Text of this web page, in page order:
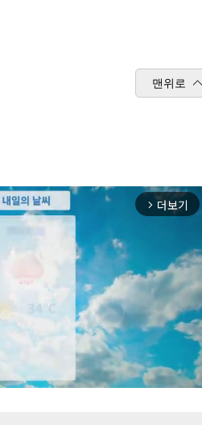
맨위로
arrow_forward_ios 더보기